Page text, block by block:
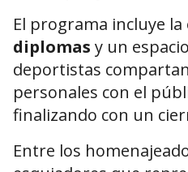
El programa incluye la
diplomas y un
deportistas
personales con el
finalizando con un
Entre los